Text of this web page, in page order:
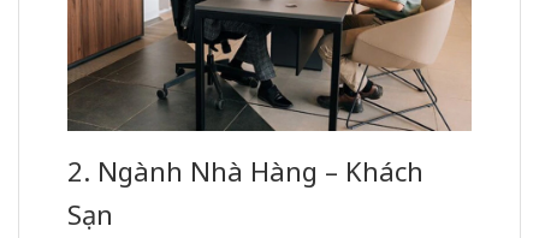
2. Ngành Nhà Hàng – Khách
Sạn